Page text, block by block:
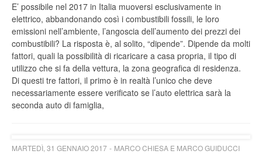
E’ possibile nel 2017 in Italia muoversi esclusivamente in
elettrico, abbandonando così i combustibili fossili, le loro
emissioni nell’ambiente, l’angoscia dell’aumento dei prezzi dei
combustibili? La risposta è, al solito, “dipende”. Dipende da molti
fattori, quali la possibilità di ricaricare a casa propria, il tipo di
utilizzo che si fa della vettura, la zona geografica di residenza.
Di questi tre fattori, il primo è in realtà l’unico che deve
necessariamente essere verificato se l’auto elettrica sarà la
seconda auto di famiglia,
MARTEDÌ, 31 GENNAIO 2017
MARCO CHIESA E MARCO GUIDUCCI